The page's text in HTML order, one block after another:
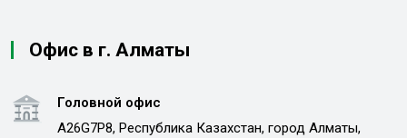
Офис в г. Алматы
Головной офис
A26G7P8, Республика Казахстан, город Алматы,